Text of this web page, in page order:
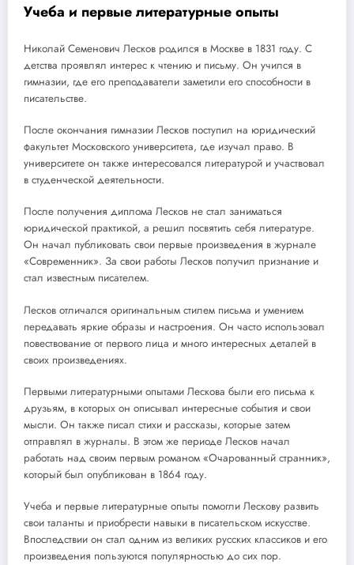
Учеба и первые литературные опыты
Николай Семенович Лесков родился в Москве в 1831 году. С
детства проявлял интерес к чтению и письму. Он учился в
гимназии, где его преподаватели заметили его способности в
писательстве.
После окончания гимназии Лесков поступил на юридический
факультет Московского университета, где изучал право. В
университете он также интересовался литературой и участвовал
в студенческой деятельности.
После получения диплома Лесков не стал заниматься
юридической практикой, а решил посвятить себя литературе.
Он начал публиковать свои первые произведения в журнале
«Современник». За свои работы Лесков получил признание и
стал известным писателем.
Лесков отличался оригинальным стилем письма и умением
передавать яркие образы и настроения. Он часто использовал
повествование от первого лица и много интересных деталей в
своих произведениях.
Первыми литературными опытами Лескова были его письма к
друзьям, в которых он описывал интересные события и свои
мысли. Он также писал стихи и рассказы, которые затем
отправлял в журналы. В этом же периоде Лесков начал
работать над своим первым романом «Очарованный странник»,
который был опубликован в 1864 году.
Учеба и первые литературные опыты помогли Лескову развить
свои таланты и приобрести навыки в писательском искусстве.
Впоследствии он стал одним из великих русских классиков и его
произведения пользуются популярностью до сих пор.